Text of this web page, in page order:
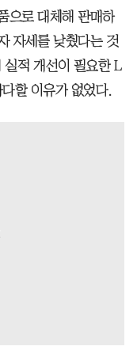
으로 대체해 판매하
자세를 낮췄다는 것
실적 개선이 필요한 L
할 이유가 없었다.